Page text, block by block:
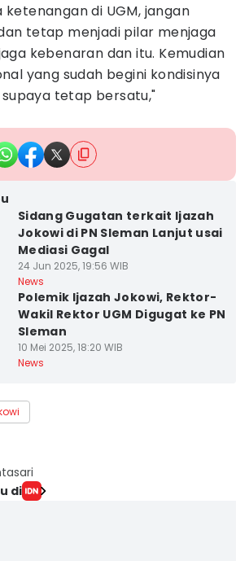
ketenangan di UGM, jangan
tetap menjadi pilar menjaga
kebenaran dan itu. Kemudian
yang sudah begini kondisinya
supaya tetap bersatu,"
Sidang Gugatan terkait Ijazah
Jokowi di PN Sleman Lanjut usai
Mediasi Gagal
24 Jun 2025, 19:56 WIB
News
Polemik Ijazah Jokowi, Rektor-
Wakil Rektor UGM Digugat ke PN
Sleman
10 Mei 2025, 18:20 WIB
News
di